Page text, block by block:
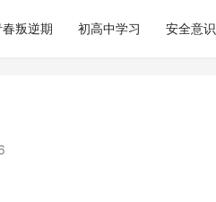
春叛逆期 初高中学习 安全意识